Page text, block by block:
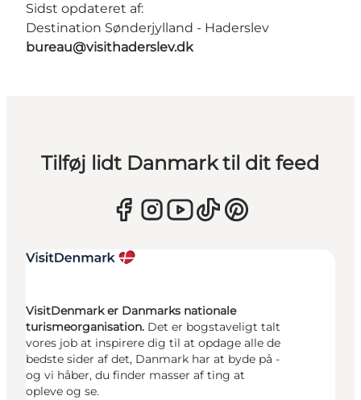
Sidst opdateret af:
Destination Sønderjylland - Haderslev
bureau@visithaderslev.dk
Tilføj lidt Danmark til dit feed
VisitDenmark er Danmarks nationale
turismeorganisation. Det er bogstaveligt talt
vores job at inspirere dig til at opdage alle de
bedste sider af det, Danmark har at byde på -
og vi håber, du finder masser af ting at
opleve og se.